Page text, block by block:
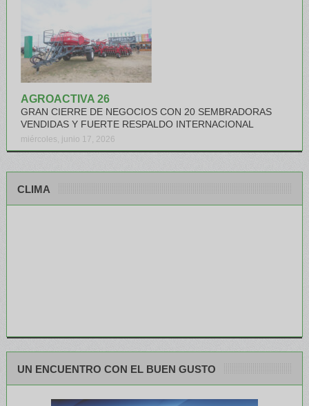
AGROACTIVA 26
GRAN CIERRE DE NEGOCIOS CON 20 SEMBRADORAS
VENDIDAS Y FUERTE RESPALDO INTERNACIONAL
miércoles, junio 17, 2026
CLIMA
UN ENCUENTRO CON EL BUEN GUSTO